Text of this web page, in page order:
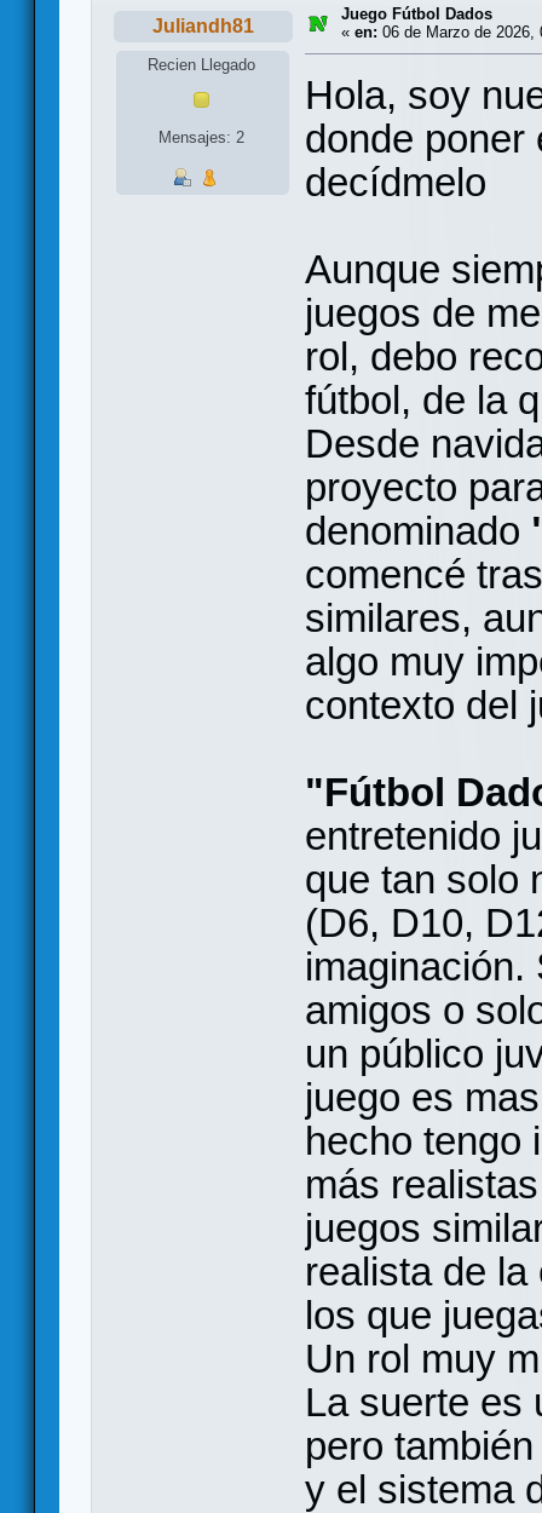
Juliandh81
Recien Llegado
Mensajes: 2
Juego Fútbol Dados
« en: 06 de Marzo de 2026,
Hola, soy
donde poner
decídmelo
Aunque
juegos de
rol, debo
fútbol, de la
Desde
proyecto
denominado
comencé
similares,
algo muy
contexto del
"Fútbol
entretenido
que tan solo
(D6, D10,
imaginación.
amigos o
un público
juego es
hecho tengo
más
juegos
realista de
los que
Un rol muy
La suerte es
pero
y el sistema